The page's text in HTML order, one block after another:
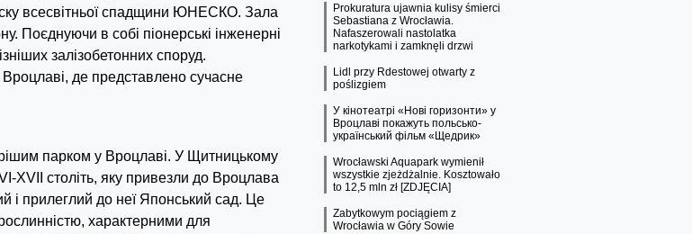
всесвітньої спадщини ЮНЕСКО. Зала
Поєднуючи в собі піонерські інженерні
залізобетонних споруд.
де представлено сучасне
парком у Вроцлаві. У Щитницькому
XVII століть, яку привезли до Вроцлава
і прилеглий до неї Японський сад. Це
характерними для
Prokuratura ujawnia kulisy śmierci
Sebastiana z Wrocławia.
Nafaszerowali nastolatka
narkotykami i zamknęli drzwi
Lidl przy Rdestowej otwarty z
poślizgiem
У кінотеатрі «Нові горизонти» у
Вроцлаві покажуть польсько-
український фільм «Щедрик»
Wrocławski Aquapark wymienił
wszystkie zjeżdżalnie. Kosztowało
to 12,5 mln zł [ZDJĘCIA]
Zabytkowym pociągiem z
Wrocławia w Góry Sowie